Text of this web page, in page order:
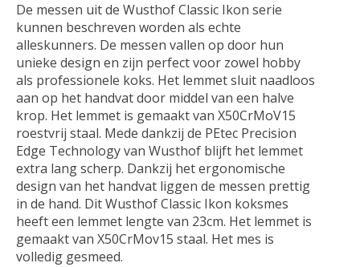
De messen uit de Wusthof Classic Ikon serie
kunnen beschreven worden als echte
alleskunners. De messen vallen op door hun
unieke design en zijn perfect voor zowel hobby
als professionele koks. Het lemmet sluit naadloos
aan op het handvat door middel van een halve
krop. Het lemmet is gemaakt van X50CrMoV15
roestvrij staal. Mede dankzij de PEtec Precision
Edge Technology van Wusthof blijft het lemmet
extra lang scherp. Dankzij het ergonomische
design van het handvat liggen de messen prettig
in de hand. Dit Wusthof Classic Ikon koksmes
heeft een lemmet lengte van 23cm. Het lemmet is
gemaakt van X50CrMov15 staal. Het mes is
volledig gesmeed.